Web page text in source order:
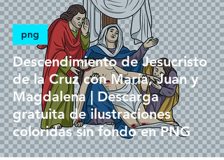
Descendimiento de Jesucristo
de la Cruz con María, Juan y
Magdalena | Descarga
gratuita de ilustraciones
coloridas sin fondo en PNG
png